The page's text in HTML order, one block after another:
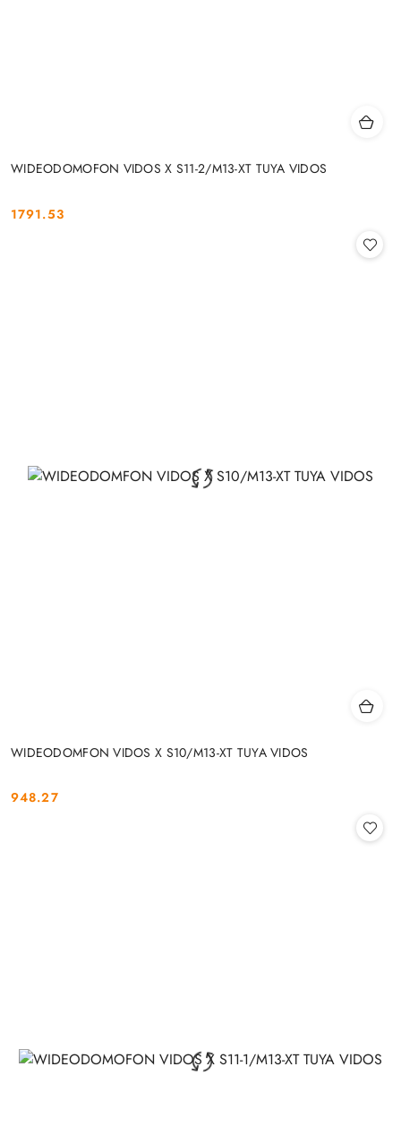
WIDEODOMOFON VIDOS X S11-2/M13-XT TUYA VIDOS
Cena:
1791.53
WIDEODOMFON VIDOS X S10/M13-XT TUYA VIDOS
Cena:
948.27